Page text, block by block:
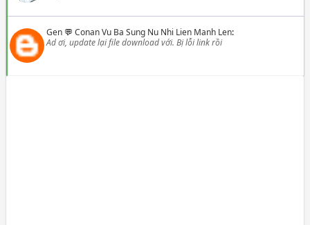
Gen💬 Conan Vu Ba Sung Nu Nhi Lien Manh Len:
Ad ơi, update lại file download với. Bị lỗi link rồi